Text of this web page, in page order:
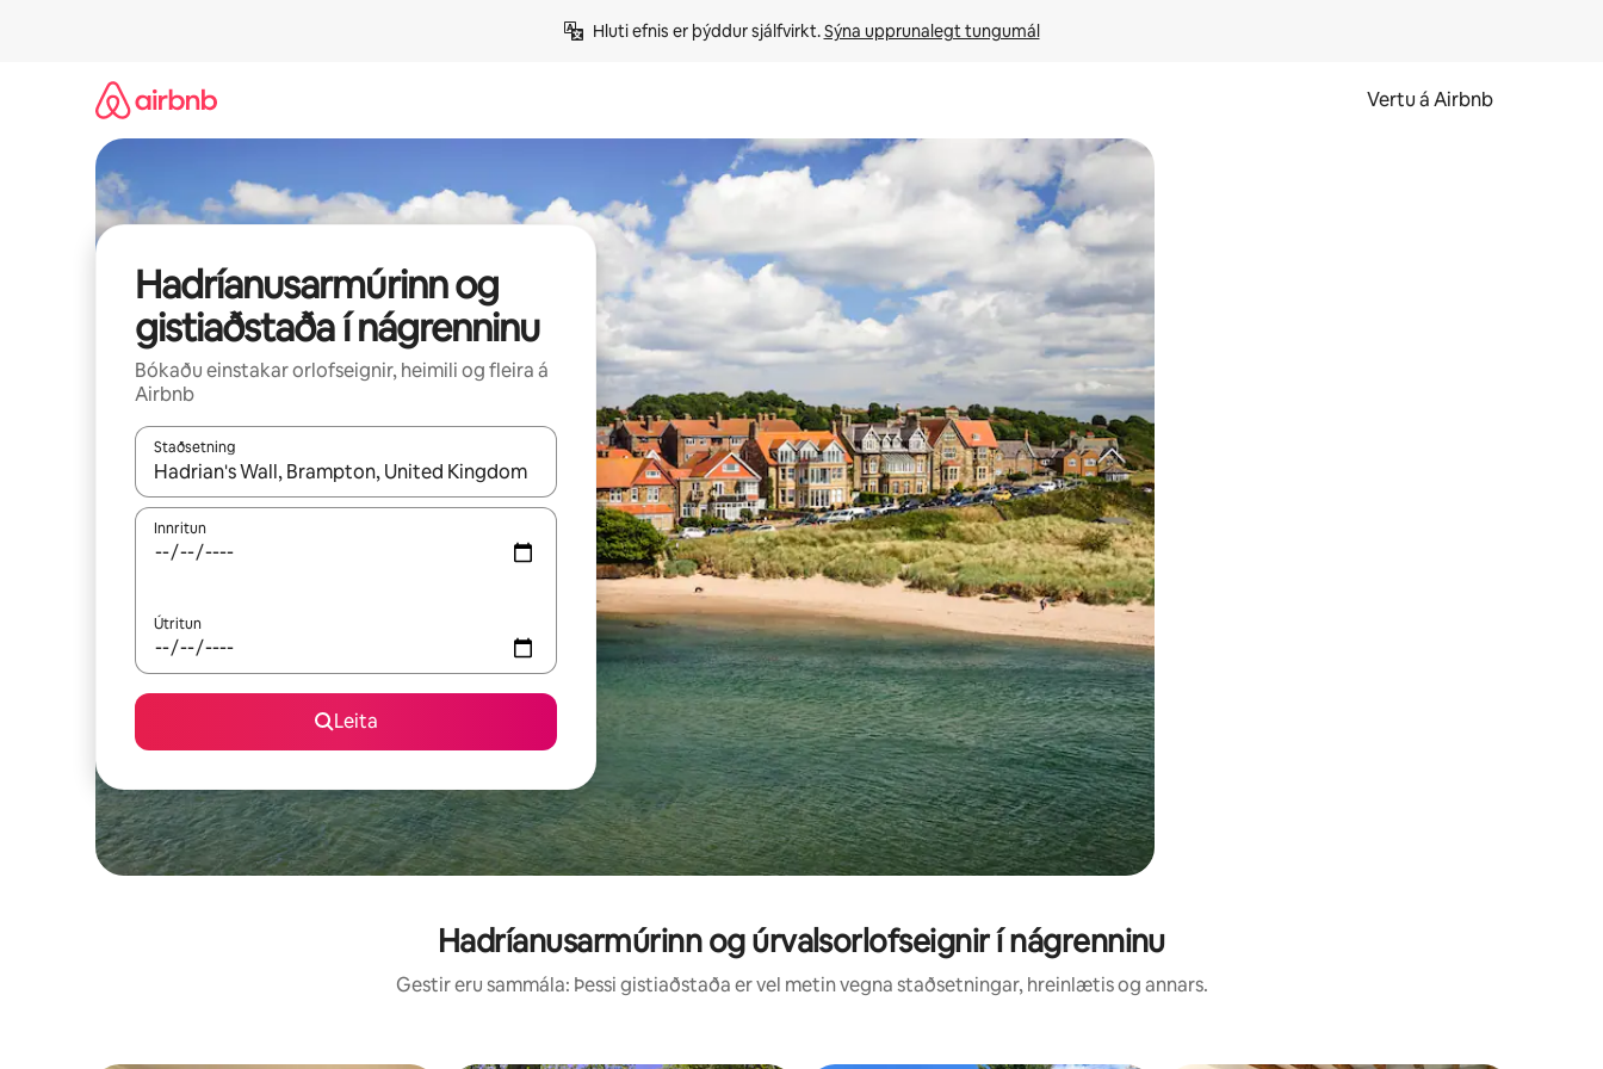
Hluti efnis er þýddur sjálfvirkt. Sýna upprunalegt tungumál
Vertu á Airbnb
Hadríanusarmúrinn og
gistiaðstaða í nágrenninu
Bókaðu einstakar orlofseignir, heimili og fleira á
Airbnb
Staðsetning
Þegar niðurstöður liggja fyrir skaltu nota upp og niður örvalyklana eða skoða með því að snerta eða strjúka.
Innritun
Útritun
Leita
Hadríanusarmúrinn og úrvalsorlofseignir í nágrenninu
Gestir eru sammála: Þessi gistiaðstaða er vel metin vegna staðsetningar, hreinlætis og annars.